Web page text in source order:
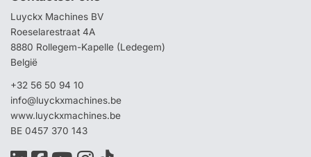
Luyckx Machines BV
Roeselarestraat 4A
8880 Rollegem-Kapelle (Ledegem)
België
+32 56 50 94 10
info@luyckxmachines.be
www.luyckxmachines.be
BE 0457 370 143